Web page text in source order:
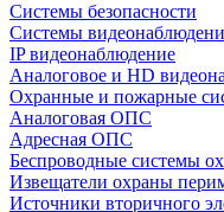
Системы безопасности
Системы
IP видеонаблюдение
Аналоговое и HD
Охранные и пожарные
Аналоговая ОПС
Адресная ОПС
Беспроводные системы
Извещатели охраны
Источники вторичного